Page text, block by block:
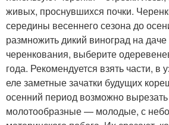
живых, проснувшихся почки.
середины весеннего сезона до
размножить дикий виноград на
черенкования, выберите
года. Рекомендуется взять части, в
еле заметные зачатки будущих
осенний период возможно вырезать
молотообразные — молодые, с